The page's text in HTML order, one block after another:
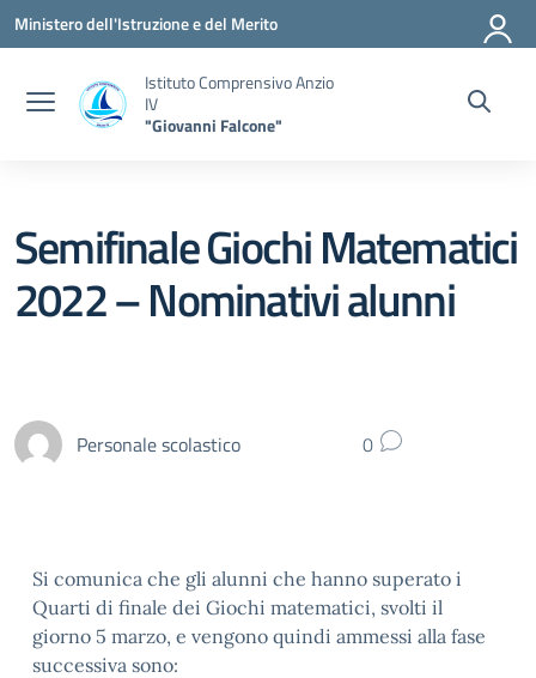
Vai ai contenuti
Vai al menu di navigazione
Vai al footer
Ministero dell'Istruzione e del Merito
Istituto Comprensivo Anzio
IV
"Giovanni Falcone"
Semifinale Giochi Matematici
2022 – Nominativi alunni
Personale scolastico 0
Si comunica che gli alunni che hanno superato i
Quarti di finale dei Giochi matematici, svolti il
giorno 5 marzo, e vengono quindi ammessi alla fase
successiva sono: